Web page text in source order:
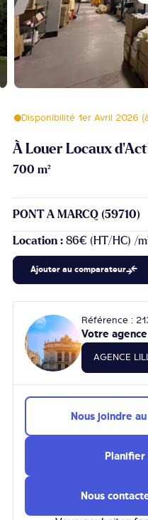
Disponibilité 1er Avril 2026
À Louer Locaux
700 m²
PONT A MARCQ (59710)
Location : 86€ (HT/HC) /
Ajouter au comparateur
Référence :
Votre agence
AGENCE
Nous joindre au
Nous